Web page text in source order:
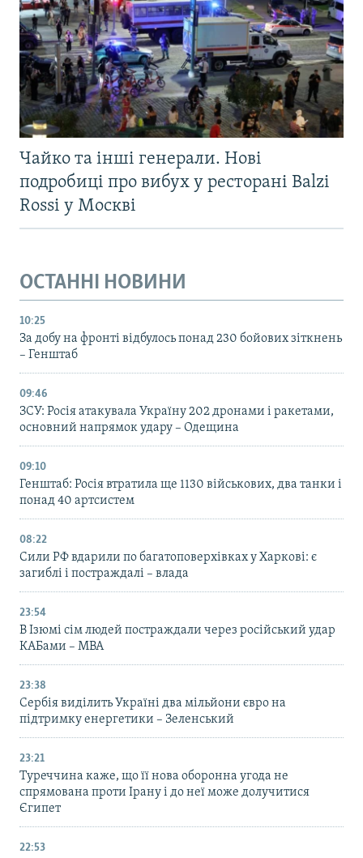
Чайко та інші генерали. Нові
подробиці про вибух у ресторані Balzi
Rossi у Москві
ОСТАННІ НОВИНИ
10:25
За добу на фронті відбулось понад 230 бойових зіткнень
– Генштаб
09:46
ЗСУ: Росія атакувала Україну 202 дронами і ракетами,
основний напрямок удару – Одещина
09:10
Генштаб: Росія втратила ще 1130 військових, два танки і
понад 40 артсистем
08:22
Сили РФ вдарили по багатоповерхівках у Харкові: є
загиблі і постраждалі – влада
23:54
В Ізюмі сім людей постраждали через російський удар
КАБами – МВА
23:38
Сербія виділить Україні два мільйони євро на
підтримку енергетики – Зеленський
23:21
Туреччина каже, що її нова оборонна угода не
спрямована проти Ірану і до неї може долучитися
Єгипет
22:53